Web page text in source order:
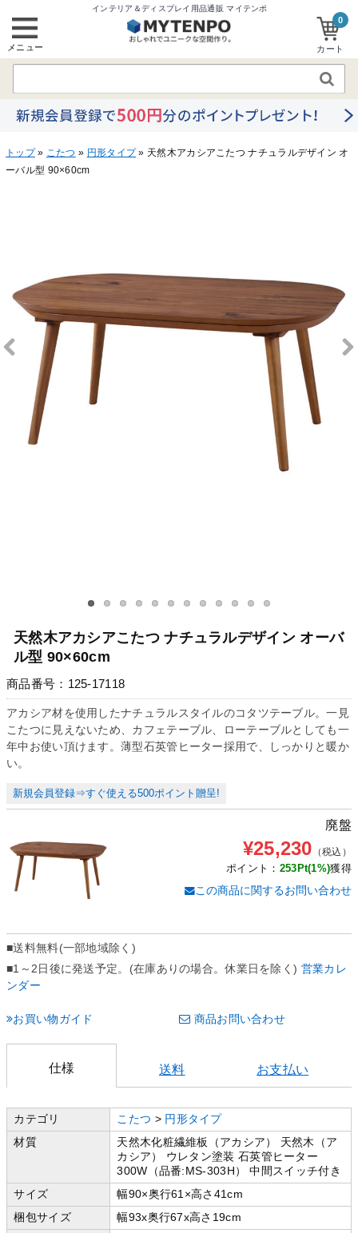
インテリア＆ディスプレイ用品通販 マイテンポ
0
カート
メニュー
トップ» こたつ » 円形タイプ» 天然木アカシアこたつ ナチュラルデザイン オ
ーバル型 90×60cm
天然木アカシアこたつ ナチュラルデザイン オーバ
ル型 90×60cm
商品番号：125-17118
アカシア材を使用したナチュラルスタイルのコタツテーブル。一見
こたつに見えないため、カフェテーブル、ローテーブルとしても一
年中お使い頂けます。薄型石英管ヒーター採用で、しっかりと暖か
い。
新規会員登録⇒すぐ使える500ポイント贈呈!
廃盤
¥25,230 （税込）
ポイント： 253Pt(1%)獲得
この商品に関するお問い合わせ
■送料無料(一部地域除く)
■1～2日後に発送予定。(在庫ありの場合。休業日を除く) 営業カレ
ンダー
お買い物ガイド 商品お問い合わせ
仕様 送料 お支払い
カテゴリ こたつ > 円形タイプ
材質
天然木化粧繊維板（アカシア） 天然木（ア
カシア） ウレタン塗装 石英管ヒーター
300W（品番:MS-303H） 中間スイッチ付き
サイズ
幅90×奥行61×高さ41cm
梱包サイズ
幅93x奥行67x高さ19cm